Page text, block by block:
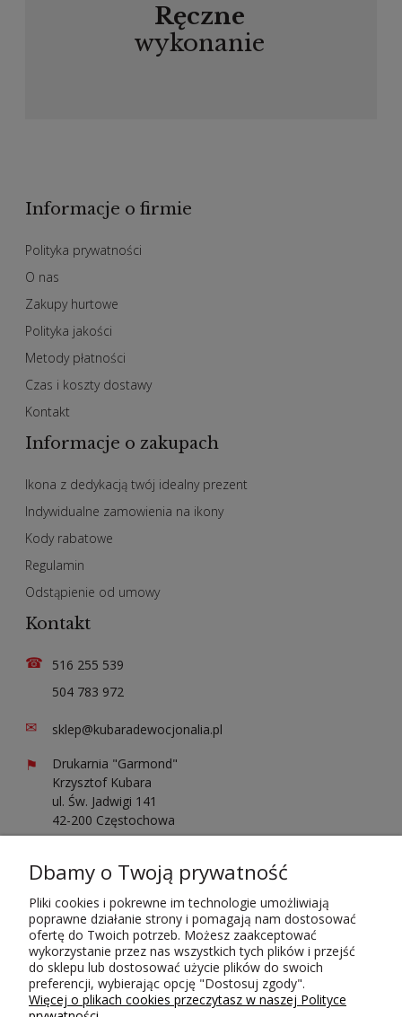
Ręczne
wykonanie
Informacje o firmie
Polityka prywatności
O nas
Zakupy hurtowe
Polityka jakości
Metody płatności
Czas i koszty dostawy
Kontakt
Informacje o zakupach
Ikona z dedykacją twój idealny prezent
Indywidualne zamowienia na ikony
Kody rabatowe
Regulamin
Odstąpienie od umowy
Kontakt
☎
516 255 539
504 783 972
✉ sklep@kubaradewocjonalia.pl
⚑
Drukarnia "Garmond"
Krzysztof Kubara
ul. Św. Jadwigi 141
42-200 Częstochowa
Płatności i dostawa
Dbamy o Twoją prywatność
Pliki cookies i pokrewne im technologie umożliwiają
poprawne działanie strony i pomagają nam dostosować
ofertę do Twoich potrzeb. Możesz zaakceptować
wykorzystanie przez nas wszystkich tych plików i przejść
do sklepu lub dostosować użycie plików do swoich
preferencji, wybierając opcję "Dostosuj zgody".
Więcej o plikach cookies przeczytasz w naszej Polityce